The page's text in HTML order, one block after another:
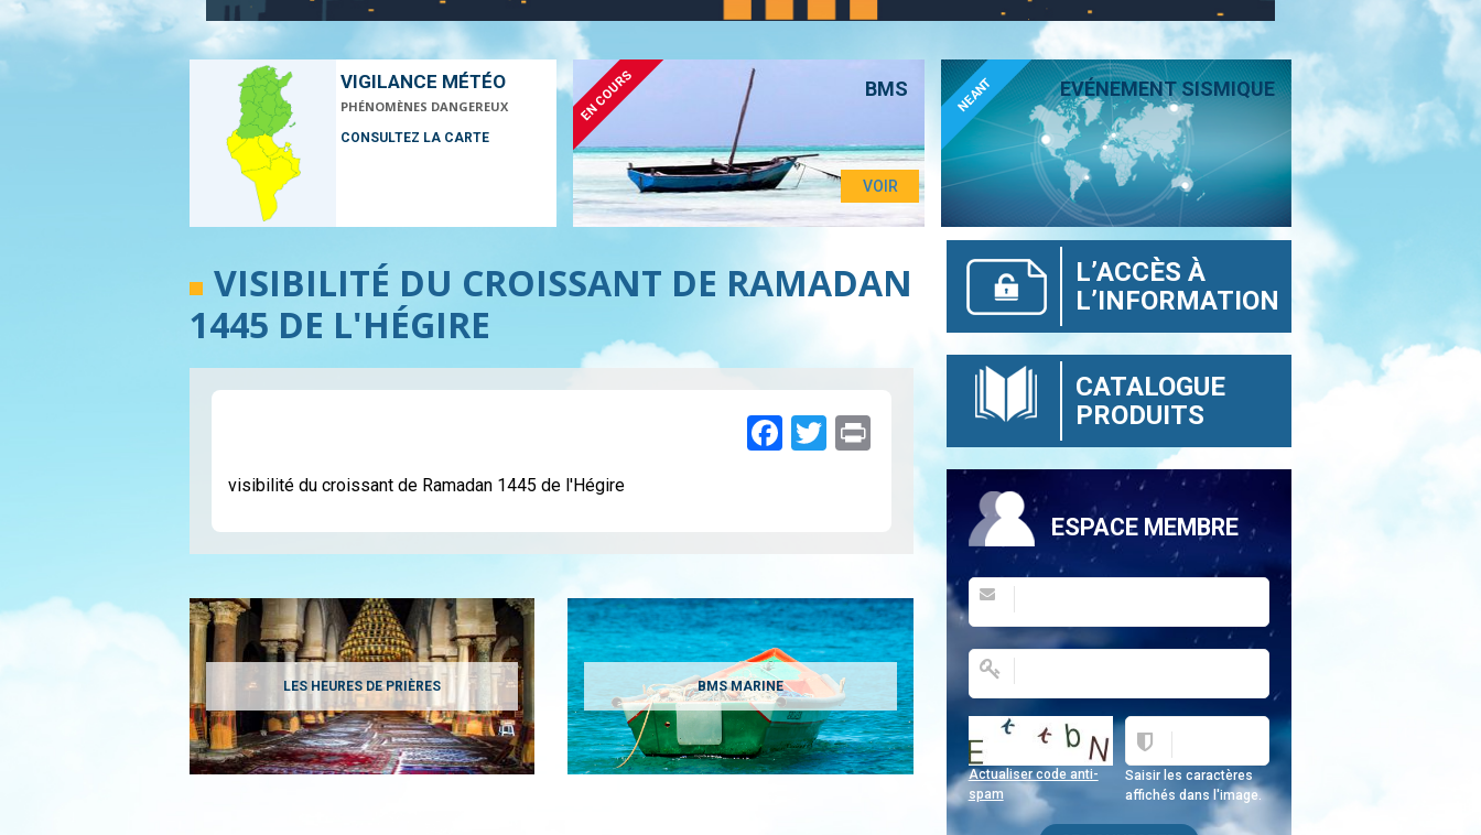
VIGILANCE MÉTÉO
PHÉNOMÈNES DANGEREUX
CONSULTEZ LA CARTE
BMS
EN COURS
VOIR
EVÉNEMENT SISMIQUE
NEANT
VISIBILITÉ DU CROISSANT DE RAMADAN
1445 DE L'HÉGIRE
Facebook
Twitter
Print
visibilité du croissant de Ramadan 1445 de l'Hégire
LES HEURES DE PRIÈRES BMS MARINE
L’ACCÈS À
L’INFORMATION
CATALOGUE
PRODUITS
ESPACE MEMBRE
Saisir les caractères
affichés dans l'image.
Actualiser code anti-
spam